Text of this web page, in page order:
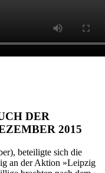
DER
2015
beteiligte sich die
an der Aktion »Leipzig